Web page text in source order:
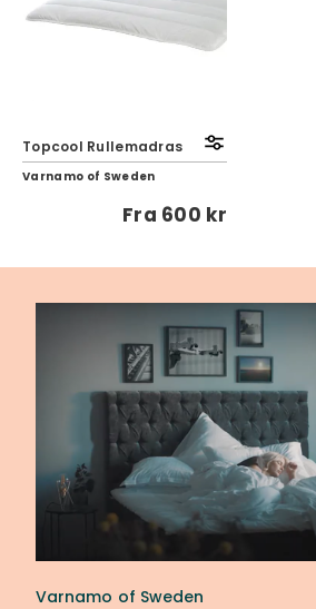
Topcool Rullemadras
Varnamo of Sweden
Fra 600 kr
Varnamo of Sweden